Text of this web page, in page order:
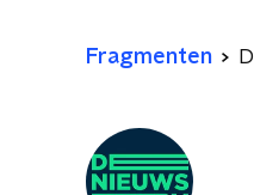
Fragmenten